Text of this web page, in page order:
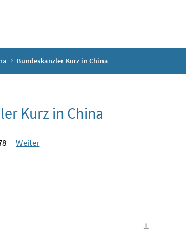
Bundeskanzler Kurz in China
Kurz in China
Weiter